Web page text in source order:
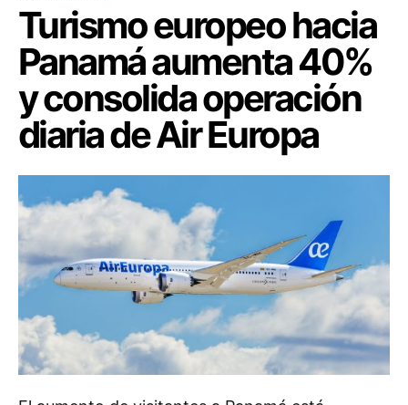
Turismo europeo hacia
Panamá aumenta 40%
y consolida operación
diaria de Air Europa